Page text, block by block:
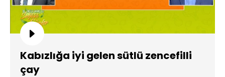
Kabızlığa iyi gelen sütlü zencefilli
çay